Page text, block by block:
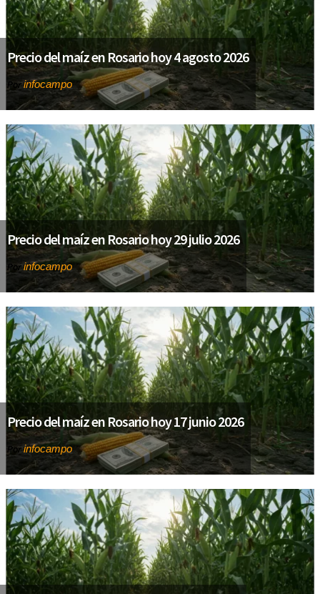
Precio del maíz en Rosario hoy 4 agosto 2026
Porinfocampo
Precio del maíz en Rosario hoy 29 julio 2026
Porinfocampo
Precio del maíz en Rosario hoy 17 junio 2026
Porinfocampo